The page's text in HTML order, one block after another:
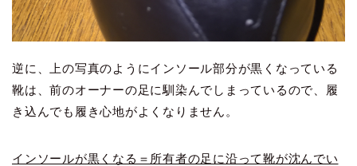
逆に、上の写真のようにインソール部分が黒くなっている
靴は、前のオーナーの足に馴染んでしまっているので、履
き込んでも履き心地がよくなりません。
インソールが黒くなる＝所有者の足に沿って靴が沈んでい